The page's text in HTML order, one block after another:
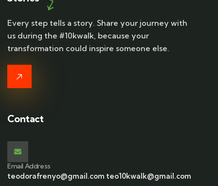
Every step tells a story. Share your journey with
us during the #10kwalk, because your
transformation could inspire someone else.
Contact
Email Address
teodorafrenyo@gmail.com teo10kwalk@gmail.com